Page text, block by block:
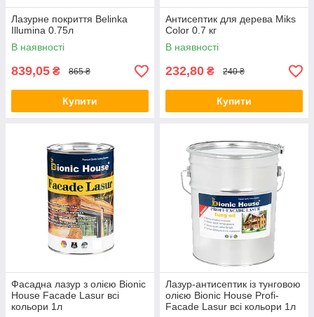
Лазурне покриття Belinka
Illumina 0.75л
В наявності
839,05 ₴ 865 ₴
Купити
Антисептик для дерева Miks
Color 0.7 кг
В наявності
232,80 ₴ 240 ₴
Купити
Фасадна лазур з олією Bionic
House Facade Lasur всі
кольори 1л
Лазур-антисептик із тунговою
олією Bionic House Profi-
Facade Lasur всі кольори 1л